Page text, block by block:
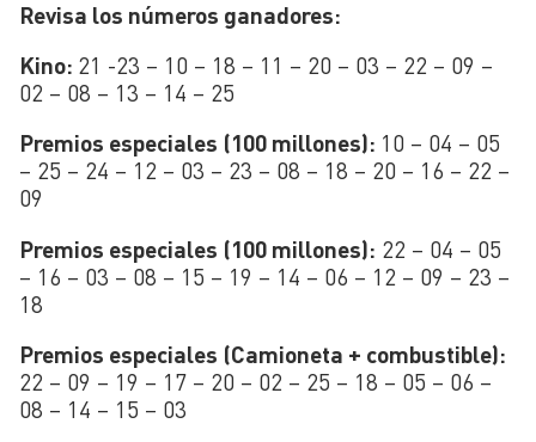
Revisa los números ganadores:
Kino: 21 -23 – 10 – 18 – 11 – 20 – 03 – 22 – 09 –
02 – 08 – 13 – 14 – 25
Premios especiales (100 millones): 10 – 04 – 05
– 25 – 24 – 12 – 03 – 23 – 08 – 18 – 20 – 16 – 22 –
09
Premios especiales (100 millones): 22 – 04 – 05
– 16 – 03 – 08 – 15 – 19 – 14 – 06 – 12 – 09 – 23 –
18
Premios especiales (Camioneta + combustible):
22 – 09 – 19 – 17 – 20 – 02 – 25 – 18 – 05 – 06 –
08 – 14 – 15 – 03